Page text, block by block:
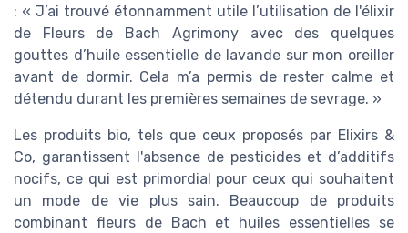
: « J’ai trouvé étonnamment utile l’utilisation de l'élixir
de Fleurs de Bach Agrimony avec des quelques
gouttes d’huile essentielle de lavande sur mon oreiller
avant de dormir. Cela m’a permis de rester calme et
détendu durant les premières semaines de sevrage. »
Les produits bio, tels que ceux proposés par Elixirs &
Co, garantissent l'absence de pesticides et d’additifs
nocifs, ce qui est primordial pour ceux qui souhaitent
un mode de vie plus sain. Beaucoup de produits
combinant fleurs de Bach et huiles essentielles se